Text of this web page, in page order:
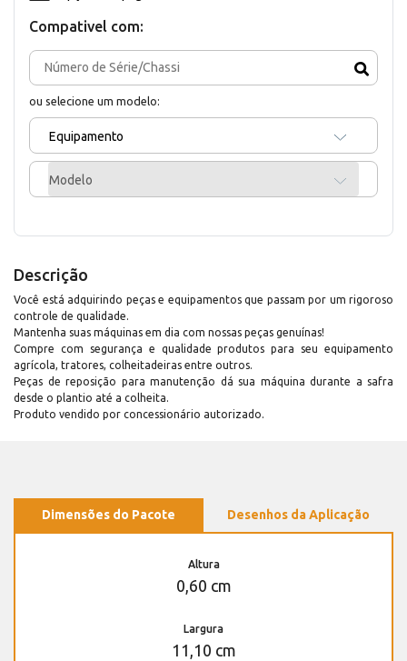
Compativel com:
ou selecione um modelo:
Equipamento
Modelo
Descrição
Você está adquirindo peças e equipamentos que passam por um rigoroso
controle de qualidade.
Mantenha suas máquinas em dia com nossas peças genuínas!
Compre com segurança e qualidade produtos para seu equipamento
agrícola, tratores, colheitadeiras entre outros.
Peças de reposição para manutenção dá sua máquina durante a safra
desde o plantio até a colheita.
Produto vendido por concessionário autorizado.
Dimensões do Pacote Desenhos da Aplicação
Altura
0,60 cm
Largura
11,10 cm